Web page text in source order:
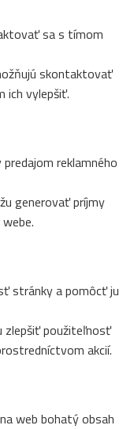
sa s tímom
skontaktovať
ich vylepšiť.
reklamného
generovať príjmy
stránky a pomôcť ju
zlepšiť použiteľnosť
akcií.
web bohatý obsah